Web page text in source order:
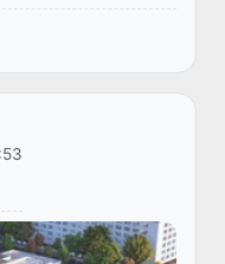
панд
вазият ва